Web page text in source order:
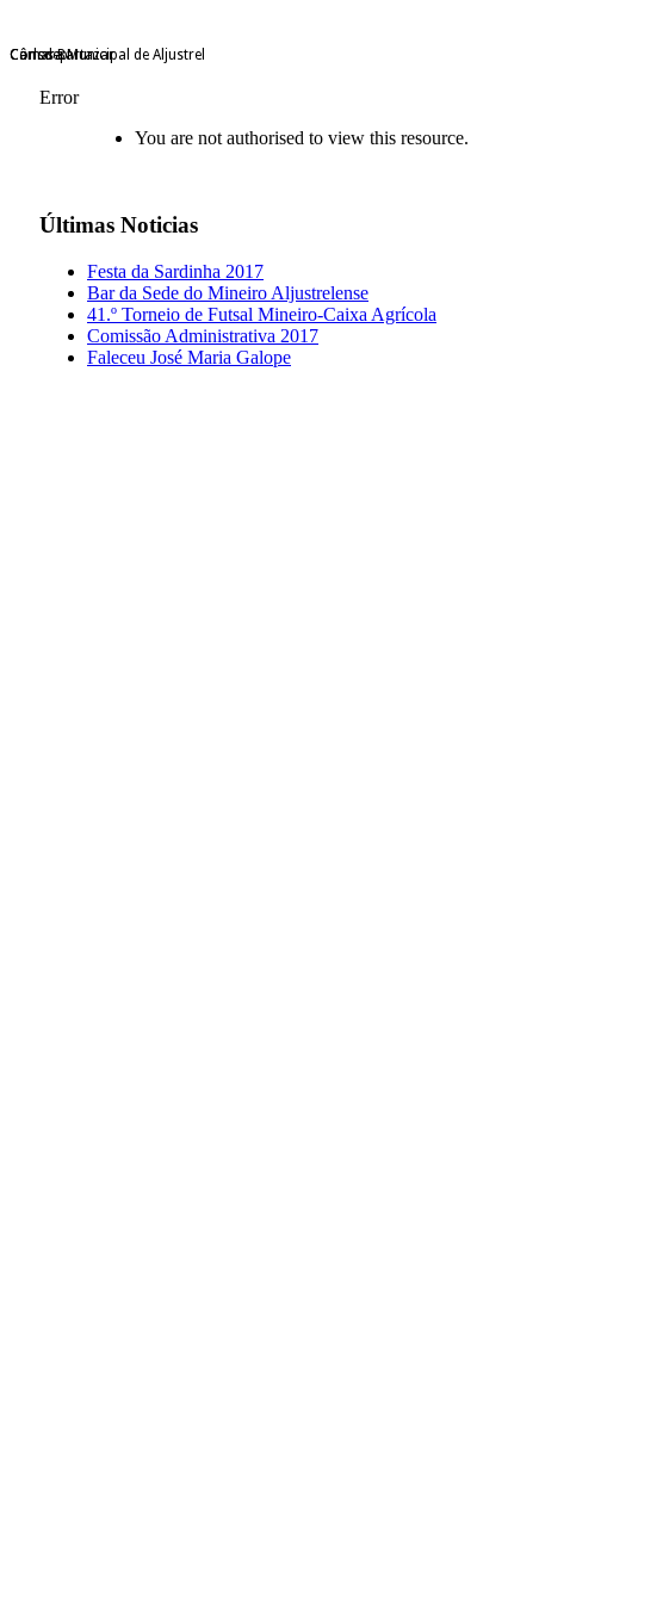
Câmara Municipal de Aljustrel
Consdep
Carlos Bartazar
Error
You are not authorised to view this resource.
Últimas Noticias
Festa da Sardinha 2017
Bar da Sede do Mineiro Aljustrelense
41.º Torneio de Futsal Mineiro-Caixa Agrícola
Comissão Administrativa 2017
Faleceu José Maria Galope